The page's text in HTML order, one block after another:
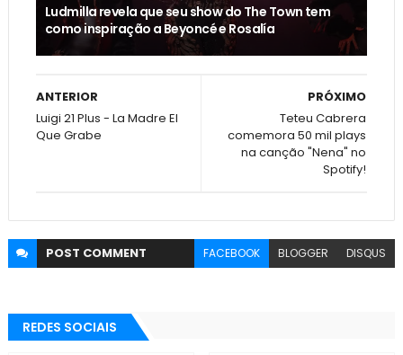
Ludmilla revela que seu show do The Town tem
como inspiração a Beyoncé e Rosalía
PRÓXIMO
Teteu Cabrera
comemora 50 mil plays
na canção "Nena" no
Spotify!
ANTERIOR
Luigi 21 Plus - La Madre El
Que Grabe
POST COMMENT FACEBOOK BLOGGER DISQUS
REDES SOCIAIS